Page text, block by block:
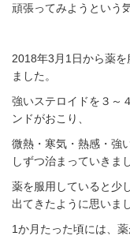
頑張ってみようという
2018年3月1日から薬
ました。
強いステロイドを３～
ンドがおこり、
微熱・寒気・熱感・強
しずつ治まっていきま
薬を服用していると少
出てきたように思いま
1か月たった頃には、